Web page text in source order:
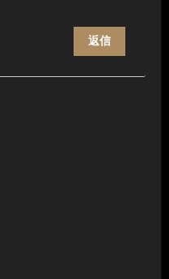
返信